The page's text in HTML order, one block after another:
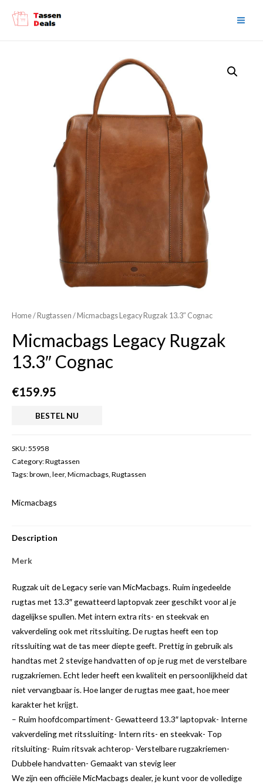
Home/ Rugtassen / Micmacbags Legacy Rugzak 13.3″ Cognac
Micmacbags Legacy Rugzak
13.3″ Cognac
€159.95
BESTEL NU
SKU:55958
Category:Rugtassen
Tags:brown, leer, Micmacbags, Rugtassen
Micmacbags
Description
Merk
Rugzak uit de Legacy serie van MicMacbags. Ruim ingedeelde
rugtas met 13.3″ gewatteerd laptopvak zeer geschikt voor al je
dagelijkse spullen. Met intern extra rits- en steekvak en
vakverdeling ook met ritssluiting. De rugtas heeft een top
ritssluiting wat de tas meer diepte geeft. Prettig in gebruik als
handtas met 2 stevige handvatten of op je rug met de verstelbare
rugzakriemen. Echt leder heeft een kwaliteit en persoonlijkheid dat
niet vervangbaar is. Hoe langer de rugtas mee gaat, hoe meer
karakter het krijgt.
– Ruim hoofdcompartiment- Gewatteerd 13.3″ laptopvak- Interne
vakverdeling met ritssluiting- Intern rits- en steekvak- Top
ritsluiting- Ruim ritsvak achterop- Verstelbare rugzakriemen-
Dubbele handvatten- Gemaakt van stevig leer
We zijn een officiële MicMacbags dealer, je kunt voor de volledige